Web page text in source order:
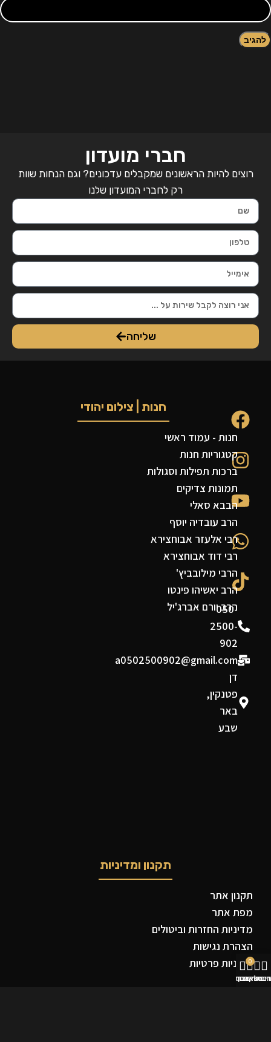
חברי מועדון
רוצים להיות הראשונים שמקבלים עדכונים? וגם הנחות שוות
רק לחברי המועדון שלנו
שליחה
050-
2500-
902
a0502500902@gmail.com
דן
פטנקין,
באר
שבע
חנות | צילום יהודי
חנות - עמוד ראשי
קטגוריות חנות
ברכות תפילות וסגולות
תמונות צדיקים
הבבא סאלי
הרב עובדיה יוסף
רבי אלעזר אבוחצירא
רבי דוד אבוחצירא
הרבי מילובביץ'
הרב יאשיהו פינטו
הרב יורם אברג'יל
תקנון ומדיניות
תקנון אתר
מפת אתר
מדיניות החזרות וביטולים
הצהרת נגישות
מדיניות פרטיות
חנותשאהבתי
0
סל קניות
החשבון שלי